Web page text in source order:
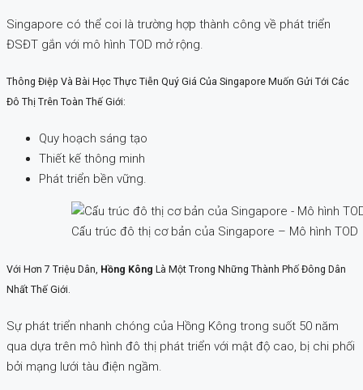
Singapore có thể coi là trường hợp thành công về phát triển
ĐSĐT gắn với mô hình TOD mở rộng.
Thông Điệp Và Bài Học Thực Tiễn Quý Giá Của Singapore Muốn Gửi Tới Các
Đô Thị Trên Toàn Thế Giới:
Quy hoạch sáng tạo
Thiết kế thông minh
Phát triển bền vững.
Cấu trúc đô thị cơ bản của Singapore – Mô hình TOD
Với Hơn 7 Triệu Dân, Hồng Kông Là Một Trong Những Thành Phố Đông Dân
Nhất Thế Giới.
Sự phát triển nhanh chóng của Hồng Kông trong suốt 50 năm
qua dựa trên mô hình đô thị phát triển với mật độ cao, bị chi phối
bởi mạng lưới tàu điện ngầm.